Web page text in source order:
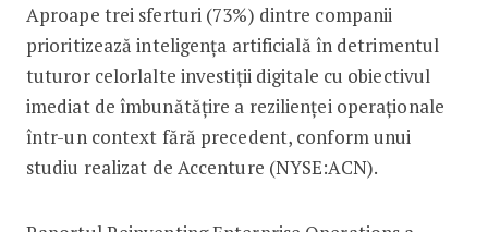
Companiile încep să dea o
Aproape trei sferturi (73%) dintre companii
prioritizează inteligența artificială în detrimentul
tuturor celorlalte investiții digitale cu obiectivul
imediat de îmbunătățire a rezilienței operaționale
într-un context fără precedent, conform unui
studiu realizat de Accenture (NYSE:ACN).